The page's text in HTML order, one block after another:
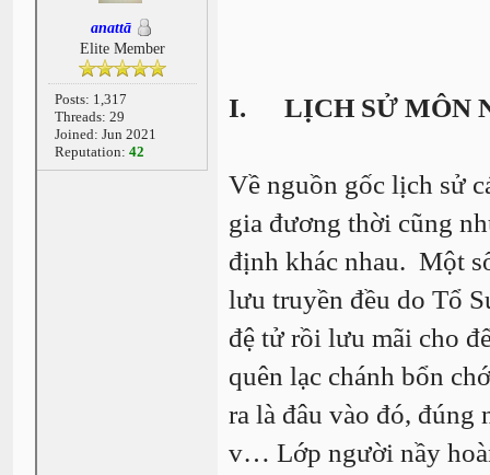
anattā
Elite Member
Posts: 1,317
Threads: 29
Joined: Jun 2021
Reputation: 42
I. LỊCH SỬ MÔN
Về nguồn gốc lịch sử
gia đương thời cũng
định khác nhau. Một
lưu truyền đều do Tổ
đệ tử rồi lưu mãi cho
quên lạc chánh bổn
ra là đâu vào đó,
v… Lớp người nầy